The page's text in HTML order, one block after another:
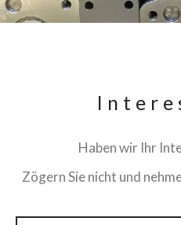
Haben wir Ihr
Zögern Sie nicht und